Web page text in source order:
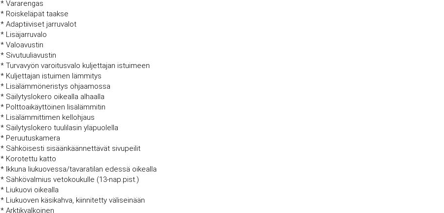
* Vararengas
* Roiskeläpät taakse
* Adaptiiviset jarruvalot
* Lisäjarruvalo
* Valoavustin
* Sivutuuliavustin
* Turvavyön varoitusvalo kuljettajan istuimeen
* Kuljettajan istuimen lämmitys
* Lisälämmöneristys ohjaamossa
* Säilytyslokero oikealla alhaalla
* Polttoaikäyttöinen lisälämmitin
* Lisälämmittimen kellohjaus
* Säilytyslokero tuulilasin yläpuolella
* Peruutuskamera
* Sähköisesti sisäänkäännettävät sivupeilit
* Korotettu katto
* Ikkuna liukuovessa/tavaratilan edessä oikealla
* Sähkövalmius vetokoukulle (13-nap.pist.)
* Liukuovi oikealla
* Liukuoven käsikahva, kiinnitetty väliseinään
* Arktikvalkoinen